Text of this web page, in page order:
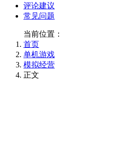
评论建议
常见问题
当前位置：
首页
单机游戏
模拟经营
正文